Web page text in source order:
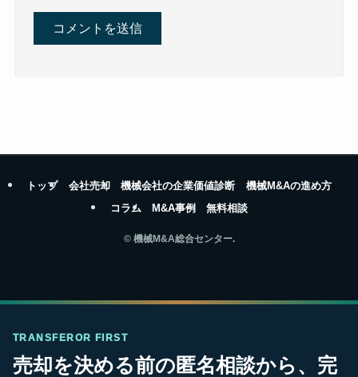
トップ 会社売却 機械会社の企業価値診断
機械M&Aの進め方
コラム
M&A事例 無料相談
©機械M&A総合センター.
TRANSFEROR FIRST
売却を決める前の匿名相談から、完